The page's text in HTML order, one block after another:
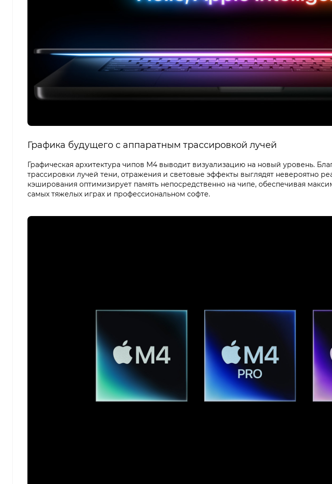
Графика будущего с аппаратным трассировкой лучей
Графическая архитектура чипов M4 выводит визуализацию на новый уровень.
трассировки лучей тени, отражения и световые эффекты выглядят невероятно
кэширования оптимизирует память непосредственно на чипе, обеспечивая
самых тяжелых играх и профессиональном софте.